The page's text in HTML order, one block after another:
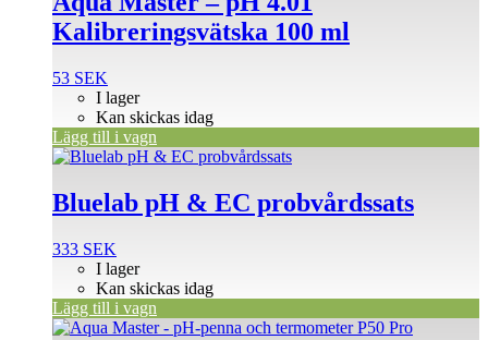
Kalibreringsvätska 100 ml
53 SEK
I lager
Kan skickas idag
Lägg till i vagn
Bluelab pH & EC probvårdssats
333 SEK
I lager
Kan skickas idag
Lägg till i vagn